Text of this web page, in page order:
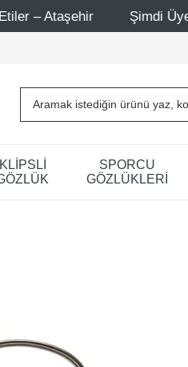
Şimdi Üye ol ! 5000 TL
KLİPSLİ
SPORCU
GÖZLÜKLERİ